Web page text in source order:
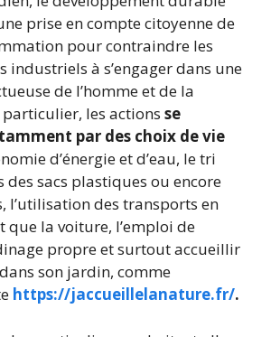
prise en compte citoyenne de
pour contraindre les
industriels à s’engager dans une
de l’homme et de la
les actions se
par des choix de vie
d’énergie et d’eau, le tri
des sacs plastiques ou encore
l’utilisation des transports en
la voiture, l’emploi de
propre et surtout accueillir
son jardin, comme
https://jaccueillelanature.fr/.